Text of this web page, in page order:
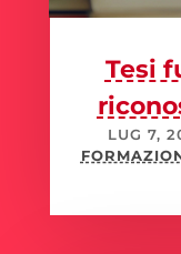
Tesi
LUG 7,